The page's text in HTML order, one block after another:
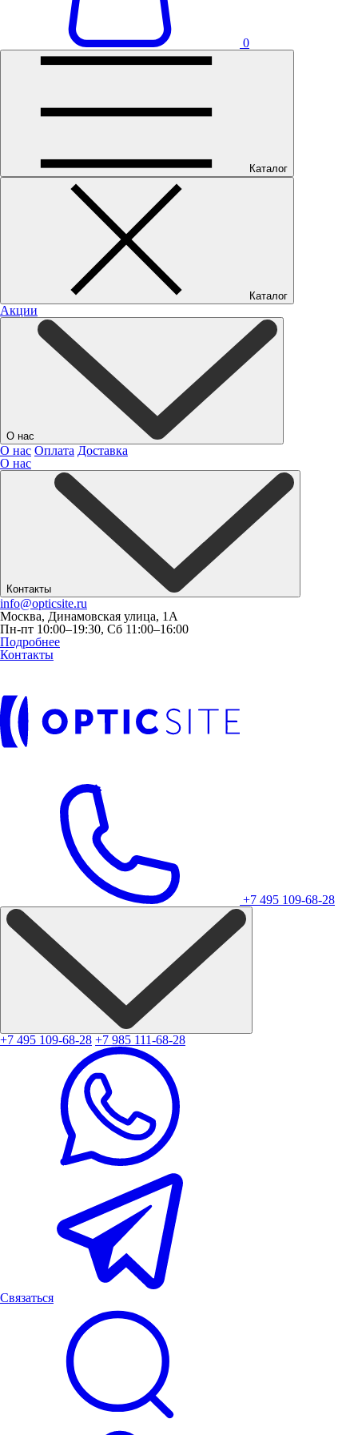
0
Каталог
Каталог
Акции
О нас
О нас Оплата Доставка
О нас
Контакты
info@opticsite.ru
Москва, Динамовская улица, 1А
Пн-пт 10:00–19:30, Сб 11:00–16:00
Подробнее
Контакты
+7 495 109-68-28
+7 495 109-68-28 +7 985 111-68-28
Связаться